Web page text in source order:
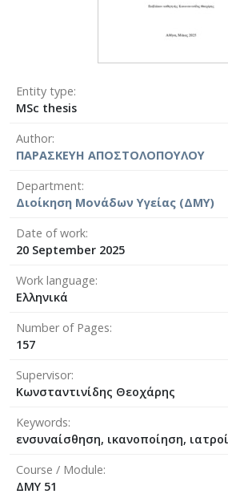
Entity type
MSc thesis
Author
ΠΑΡΑΣΚΕΥΗ ΑΠΟΣΤΟΛΟΠΟΥΛΟΥ
Department
Διοίκηση Μονάδων Υγείας (ΔΜΥ)
Date of work
20 September 2025
Work language
Ελληνικά
Number of Pages
157
Supervisor
Κωνσταντινίδης Θεοχάρης
Keywords
ενσυναίσθηση, ικανοποίηση,
Course / Module
ΔΜΥ 51